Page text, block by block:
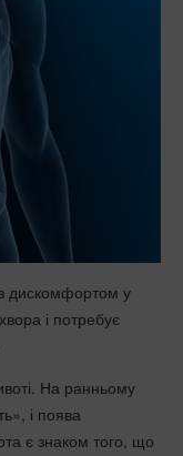
дискомфортом у
і потребує
На ранньому
і поява
є знаком того, що